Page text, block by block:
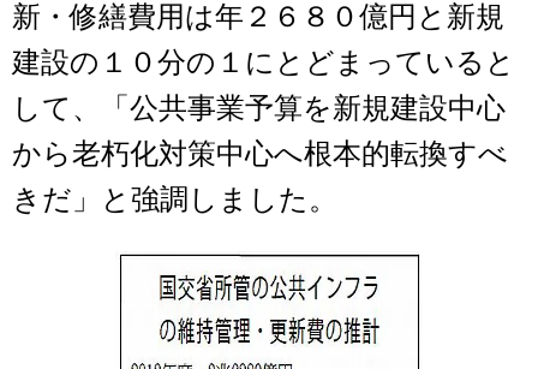
新・修繕費用は年２６８０億円と新規
建設の１０分の１にとどまっていると
して、「公共事業予算を新規建設中心
から老朽化対策中心へ根本的転換すべ
きだ」と強調しました。